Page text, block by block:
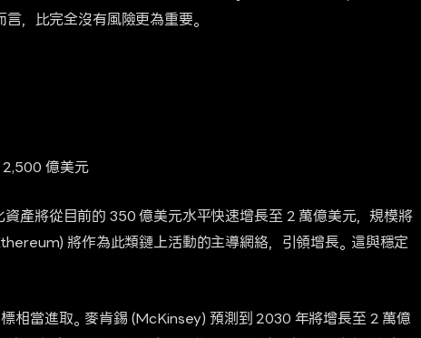
，比完全沒有風險更為重要。
2,500 億美元
產將從目前的 350 億美元水平快速增長至 2 萬億美元，規模將
將作為此類鏈上活動的主導網絡，引領增長。這與穩定
相當進取。麥肯錫 (McKinsey) 預測到 2030 年將增長至 2 萬億